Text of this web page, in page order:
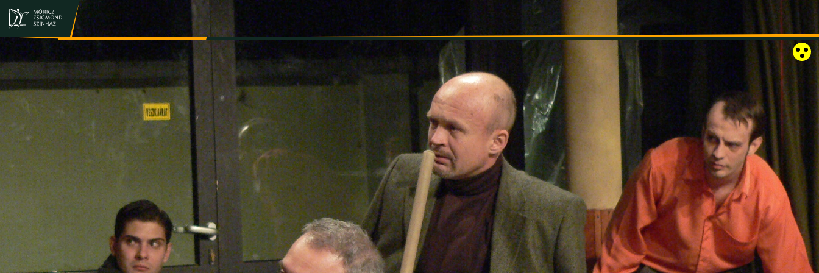
JEGY- ÉS BÉRLETVÁSÁRLÁS ELŐADÁSOK INFORMÁCIÓK SZÍNHÁZ TÁRSULAT GALÉRIA RÓZSAKERT SZABADTÉRI SZÍNPAD KAPCSOLAT EN